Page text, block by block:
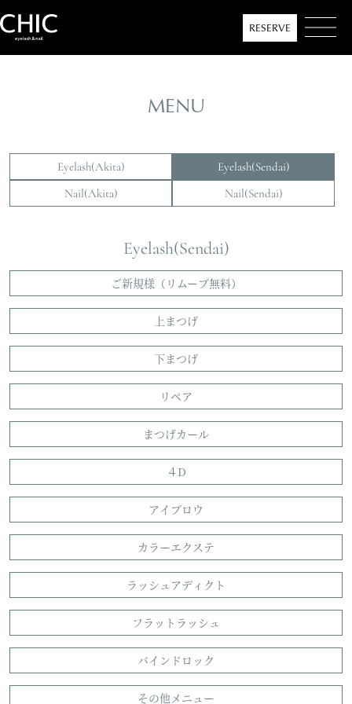
RESERVE
MENU
SALON LIST
COLLECTION
CONTACT
INTERVIEW & ENTRY
RESERVE
MENU
Eyelash(Akita)
Eyelash(Sendai)
Nail(Akita)
Nail(Sendai)
Eyelash(Sendai)
ご新規様（リムーブ無料）
上まつげ
下まつげ
リペア
まつげカール
４D
アイブロウ
カラーエクステ
ラッシュアディクト
フラットラッシュ
バインドロック
その他メニュー